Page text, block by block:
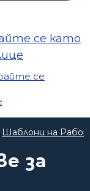
се като
се
Шаблони на
за